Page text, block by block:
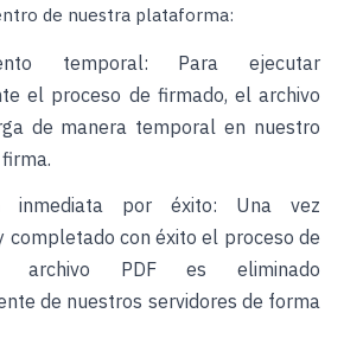
de nuestra plataforma:
temporal: Para ejecutar
el proceso de firmado, el archivo
de manera temporal en nuestro
inmediata por éxito: Una vez
completado con éxito el proceso de
archivo PDF es eliminado
de nuestros servidores de forma